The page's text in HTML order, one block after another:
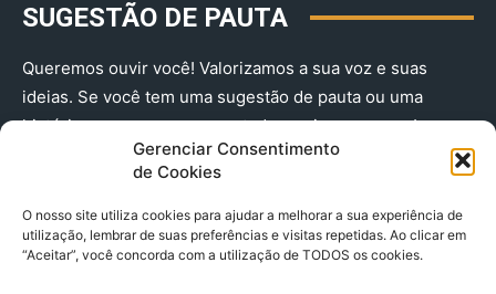
Gerenciar Consentimento
de Cookies
O nosso site utiliza cookies para ajudar a melhorar a sua experiência de
utilização, lembrar de suas preferências e visitas repetidas. Ao clicar em
“Aceitar”, você concorda com a utilização de TODOS os cookies.
SUGESTÃO DE PAUTA
Queremos ouvir você! Valorizamos a sua voz e suas
ideias. Se você tem uma sugestão de pauta ou uma
história que merece ser contada, envie-nos agora!
(91) 98224 - 3111